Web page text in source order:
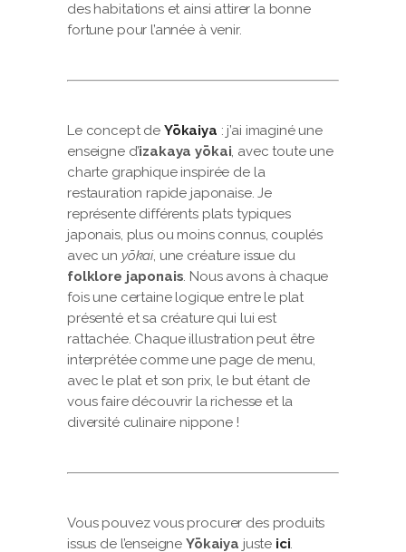
des habitations et ainsi attirer la bonne
fortune pour l’année à venir.
Le concept de Yōkaiya : j’ai imaginé une
enseigne d’izakaya yōkai, avec toute une
charte graphique inspirée de la
restauration rapide japonaise. Je
représente différents plats typiques
japonais, plus ou moins connus, couplés
avec un yōkai, une créature issue du
folklore japonais. Nous avons à chaque
fois une certaine logique entre le plat
présenté et sa créature qui lui est
rattachée. Chaque illustration peut être
interprétée comme une page de menu,
avec le plat et son prix, le but étant de
vous faire découvrir la richesse et la
diversité culinaire nippone !
Vous pouvez vous procurer des produits
issus de l’enseigne Yōkaiya juste ici.